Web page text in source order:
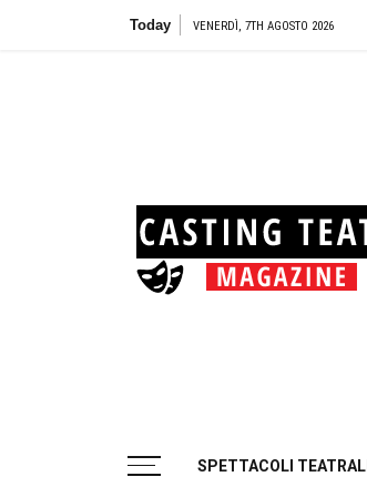
Today VENERDÌ, 7TH AGOSTO 2026
SPETTACOLI TEATRALI